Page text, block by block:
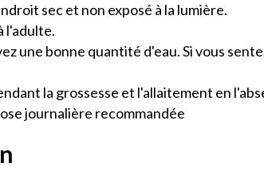
sec et non exposé à la lumière.
l'adulte.
une bonne quantité d'eau. Si vous
la grossesse et l'allaitement en
journalière recommandée